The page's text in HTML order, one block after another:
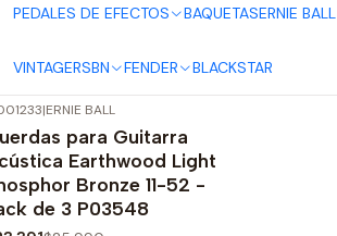
PEDALES DE EFECTOS BAQUETASERNIE BALL
VINTAGERSBN FENDER BLACKSTAR
-10%OFF
Agotado
|ERNIE BALL
para Guitarra
Earthwood Light
Bronze 11-52 -
de 3 P03548